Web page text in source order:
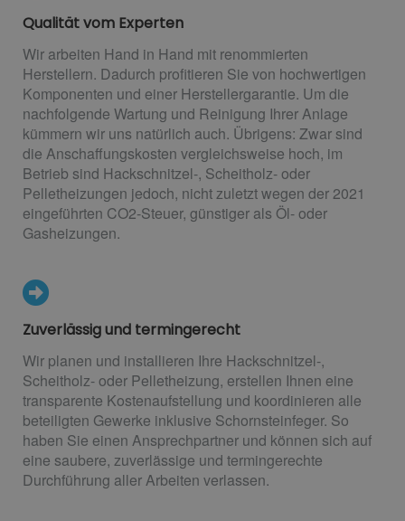
Qualität vom Experten
Wir arbeiten Hand in Hand mit renommierten
Herstellern. Dadurch profitieren Sie von hochwertigen
Komponenten und einer Herstellergarantie. Um die
nachfolgende Wartung und Reinigung Ihrer Anlage
kümmern wir uns natürlich auch. Übrigens: Zwar sind
die Anschaffungskosten vergleichsweise hoch, im
Betrieb sind Hackschnitzel-, Scheitholz- oder
Pelletheizungen jedoch, nicht zuletzt wegen der 2021
eingeführten CO2-Steuer, günstiger als Öl- oder
Gasheizungen.
Zuverlässig und termingerecht
Wir planen und installieren Ihre Hackschnitzel-,
Scheitholz- oder Pelletheizung, erstellen Ihnen eine
transparente Kostenaufstellung und koordinieren alle
beteiligten Gewerke inklusive Schornsteinfeger. So
haben Sie einen Ansprechpartner und können sich auf
eine saubere, zuverlässige und termingerechte
Durchführung aller Arbeiten verlassen.